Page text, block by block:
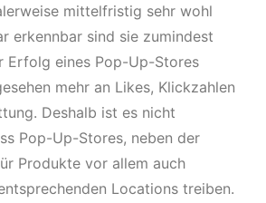
mittelfristig sehr wohl
erkennbar sind sie zumindest
Erfolg eines Pop-Up-Stores
mehr an Likes, Klickzahlen
Deshalb ist es nicht
Pop-Up-Stores, neben der
Produkte vor allem auch
Locations treiben.